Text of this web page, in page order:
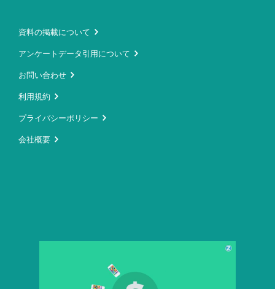
資料の掲載について
アンケートデータ引用について
お問い合わせ
利用規約
プライバシーポリシー
会社概要